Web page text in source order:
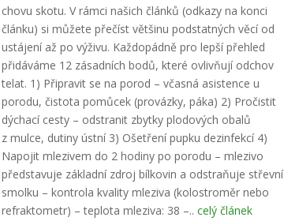
chovu skotu. V rámci našich článků (odkazy na konci
článku) si můžete přečíst většinu podstatných věcí od
ustájení až po výživu. Každopádně pro lepší přehled
přidáváme 12 zásadních bodů, které ovlivňují odchov
telat. 1) Připravit se na porod – včasná asistence u
porodu, čistota pomůcek (provázky, páka) 2) Pročistit
dýchací cesty – odstranit zbytky plodových obalů
z mulce, dutiny ústní 3) Ošetření pupku dezinfekcí 4)
Napojit mlezivem do 2 hodiny po porodu – mlezivo
představuje základní zdroj bílkovin a odstraňuje střevní
smolku – kontrola kvality mleziva (kolostroměr nebo
refraktometr) – teplota mleziva: 38 –.. celý článek